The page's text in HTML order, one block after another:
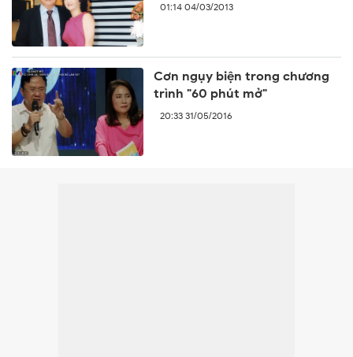
01:14 04/03/2013
Cơn ngụy biện trong chương
trình "60 phút mở"
20:33 31/05/2016